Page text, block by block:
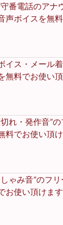
守番電話のアナ
声ボイスを無
イス・メール
無料でお使い頂
切れ・発作音”
料でお使い頂け
しゃみ音”のフ
お使い頂けます